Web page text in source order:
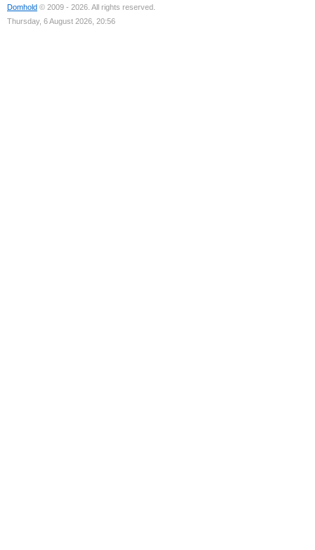
Domhold © 2009 - 2026. All rights reserved.
Thursday, 6 August 2026, 20:56